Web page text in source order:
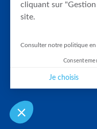
cliquant sur "Gestion
site.
Consulter notre politique en
Je choisis
Notre plateforme vous